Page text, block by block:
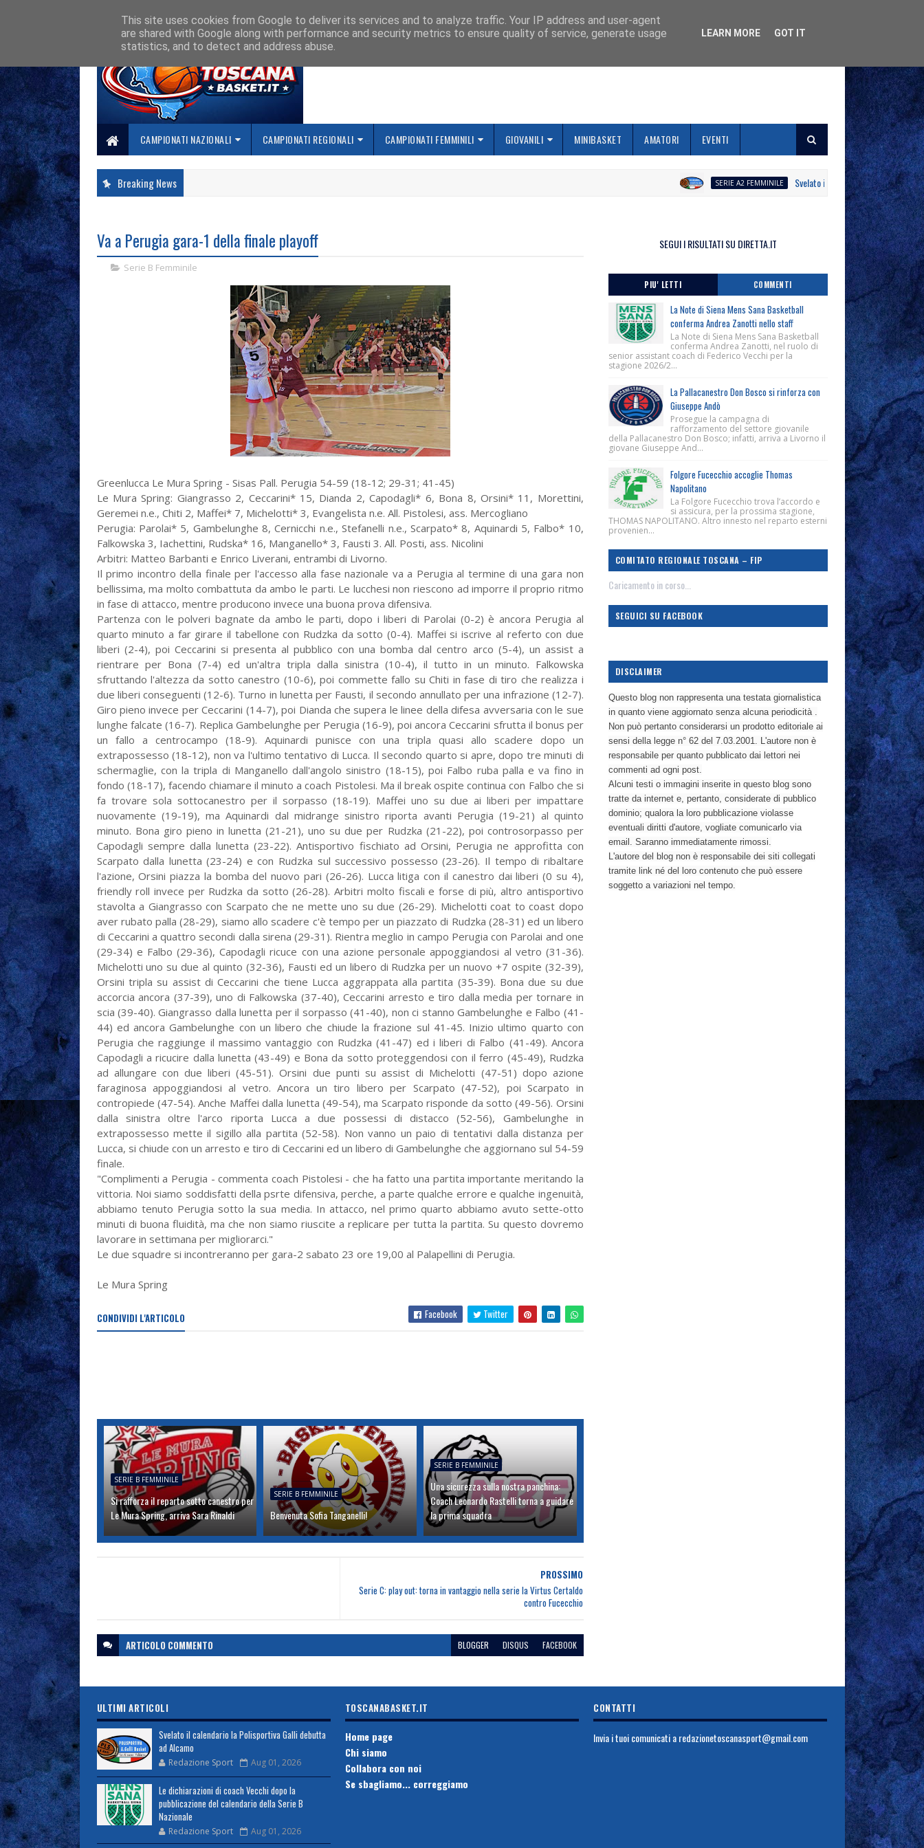
CAMPIONATI NAZIONALI CAMPIONATI REGIONALI CAMPIONATI FEMMINILI GIOVANILI MINIBASKET AMATORI EVENTI
Breaking News SERIE A2 FEMMINILE Svelato il calendario la Polisportiva Galli
Va a Perugia gara-1 della finale playoff
Serie B Femminile
Greenlucca Le Mura Spring - Sisas Pall. Perugia 54-59 (18-12; 29-31; 41-45)
Le Mura Spring: Giangrasso 2, Ceccarini* 15, Dianda 2, Capodagli* 6, Bona 8, Orsini* 11, Morettini,
Geremei n.e., Chiti 2, Maffei* 7, Michelotti* 3, Evangelista n.e. All. Pistolesi, ass. Mercogliano
Perugia: Parolai* 5, Gambelunghe 8, Cernicchi n.e., Stefanelli n.e., Scarpato* 8, Aquinardi 5, Falbo* 10,
Falkowska 3, Iachettini, Rudska* 16, Manganello* 3, Fausti 3. All. Posti, ass. Nicolini
Arbitri: Matteo Barbanti e Enrico Liverani, entrambi di Livorno.
Il primo incontro della finale per l'accesso alla fase nazionale va a Perugia al termine di una gara non
bellissima, ma molto combattuta da ambo le parti. Le lucchesi non riescono ad imporre il proprio ritmo
in fase di attacco, mentre producono invece una buona prova difensiva.
Partenza con le polveri bagnate da ambo le parti, dopo i liberi di Parolai (0-2) è ancora Perugia al
quarto minuto a far girare il tabellone con Rudzka da sotto (0-4). Maffei si iscrive al referto con due
liberi (2-4), poi Ceccarini si presenta al pubblico con una bomba dal centro arco (5-4), un assist a
rientrare per Bona (7-4) ed un'altra tripla dalla sinistra (10-4), il tutto in un minuto. Falkowska
sfruttando l'altezza da sotto canestro (10-6), poi commette fallo su Chiti in fase di tiro che realizza i
due liberi conseguenti (12-6). Turno in lunetta per Fausti, il secondo annullato per una infrazione (12-7).
Giro pieno invece per Ceccarini (14-7), poi Dianda che supera le linee della difesa avversaria con le sue
lunghe falcate (16-7). Replica Gambelunghe per Perugia (16-9), poi ancora Ceccarini sfrutta il bonus per
un fallo a centrocampo (18-9). Aquinardi punisce con una tripla quasi allo scadere dopo un
extrapossesso (18-12), non va l'ultimo tentativo di Lucca. Il secondo quarto si apre, dopo tre minuti di
schermaglie, con la tripla di Manganello dall'angolo sinistro (18-15), poi Falbo ruba palla e va fino in
fondo (18-17), facendo chiamare il minuto a coach Pistolesi. Ma il break ospite continua con Falbo che si
fa trovare sola sottocanestro per il sorpasso (18-19). Maffei uno su due ai liberi per impattare
nuovamente (19-19), ma Aquinardi dal midrange sinistro riporta avanti Perugia (19-21) al quinto
minuto. Bona giro pieno in lunetta (21-21), uno su due per Rudzka (21-22), poi controsorpasso per
Capodagli sempre dalla lunetta (23-22). Antisportivo fischiato ad Orsini, Perugia ne approfitta con
Scarpato dalla lunetta (23-24) e con Rudzka sul successivo possesso (23-26). Il tempo di ribaltare
l'azione, Orsini piazza la bomba del nuovo pari (26-26). Lucca litiga con il canestro dai liberi (0 su 4),
friendly roll invece per Rudzka da sotto (26-28). Arbitri molto fiscali e forse di più, altro antisportivo
stavolta a Giangrasso con Scarpato che ne mette uno su due (26-29). Michelotti coat to coast dopo
aver rubato palla (28-29), siamo allo scadere c'è tempo per un piazzato di Rudzka (28-31) ed un libero
di Ceccarini a quattro secondi dalla sirena (29-31). Rientra meglio in campo Perugia con Parolai and one
(29-34) e Falbo (29-36), Capodagli ricuce con una azione personale appoggiandosi al vetro (31-36).
Michelotti uno su due al quinto (32-36), Fausti ed un libero di Rudzka per un nuovo +7 ospite (32-39),
Orsini tripla su assist di Ceccarini che tiene Lucca aggrappata alla partita (35-39). Bona due su due
accorcia ancora (37-39), uno di Falkowska (37-40), Ceccarini arresto e tiro dalla media per tornare in
scia (39-40). Giangrasso dalla lunetta per il sorpasso (41-40), non ci stanno Gambelunghe e Falbo (41-
44) ed ancora Gambelunghe con un libero che chiude la frazione sul 41-45. Inizio ultimo quarto con
Perugia che raggiunge il massimo vantaggio con Rudzka (41-47) ed i liberi di Falbo (41-49). Ancora
Capodagli a ricucire dalla lunetta (43-49) e Bona da sotto proteggendosi con il ferro (45-49), Rudzka
ad allungare con due liberi (45-51). Orsini due punti su assist di Michelotti (47-51) dopo azione
faraginosa appoggiandosi al vetro. Ancora un tiro libero per Scarpato (47-52), poi Scarpato in
contropiede (47-54). Anche Maffei dalla lunetta (49-54), ma Scarpato risponde da sotto (49-56). Orsini
dalla sinistra oltre l'arco riporta Lucca a due possessi di distacco (52-56), Gambelunghe in
extrapossesso mette il sigillo alla partita (52-58). Non vanno un paio di tentativi dalla distanza per
Lucca, si chiude con un arresto e tiro di Ceccarini ed un libero di Gambelunghe che aggiornano sul 54-59
finale.
"Complimenti a Perugia - commenta coach Pistolesi - che ha fatto una partita importante meritando la
vittoria. Noi siamo soddisfatti della psrte difensiva, perche, a parte qualche errore e qualche ingenuità,
abbiamo tenuto Perugia sotto la sua media. In attacco, nel primo quarto abbiamo avuto sette-otto
minuti di buona fluidità, ma che non siamo riuscite a replicare per tutta la partita. Su questo dovremo
lavorare in settimana per migliorarci."
Le due squadre si incontreranno per gara-2 sabato 23 ore 19,00 al Palapellini di Perugia.
Le Mura Spring
CONDIVIDI L'ARTICOLO Facebook Twitter
SERIE B FEMMINILE
Si rafforza il reparto sotto canestro per
Le Mura Spring, arriva Sara Rinaldi
SERIE B FEMMINILE
Benvenuta Sofia Tanganelli!
SERIE B FEMMINILE
Una sicurezza sulla nostra panchina:
Coach Leonardo Rastelli torna a guidare
la prima squadra
PROSSIMO
Serie C: play out: torna in vantaggio nella serie la Virtus Certaldo
contro Fucecchio
ARTICOLO COMMENTO BLOGGER DISQUS FACEBOOK
SEGUI I RISULTATI SU DIRETTA.IT
PIU' LETTI COMMENTI
La Note di Siena Mens Sana Basketball
conferma Andrea Zanotti nello staff
La Note di Siena Mens Sana Basketball
conferma Andrea Zanotti, nel ruolo di
senior assistant coach di Federico Vecchi per la
stagione 2026/2...
La Pallacanestro Don Bosco si rinforza con
Giuseppe Andò
Prosegue la campagna di
rafforzamento del settore giovanile
della Pallacanestro Don Bosco; infatti, arriva a Livorno il
giovane Giuseppe And...
Folgore Fucecchio accoglie Thomas
Napolitano
La Folgore Fucecchio trova l’accordo e
si assicura, per la prossima stagione,
THOMAS NAPOLITANO. Altro innesto nel reparto esterni
provenien...
COMITATO REGIONALE TOSCANA – FIP
Caricamento in corso...
SEGUICI SU FACEBOOK
DISCLAIMER
Questo blog non rappresenta una testata giornalistica
in quanto viene aggiornato senza alcuna periodicità .
Non può pertanto considerarsi un prodotto editoriale ai
sensi della legge n° 62 del 7.03.2001. L'autore non è
responsabile per quanto pubblicato dai lettori nei
commenti ad ogni post.
Alcuni testi o immagini inserite in questo blog sono
tratte da internet e, pertanto, considerate di pubblico
dominio; qualora la loro pubblicazione violasse
eventuali diritti d'autore, vogliate comunicarlo via
email. Saranno immediatamente rimossi.
L'autore del blog non è responsabile dei siti collegati
tramite link né del loro contenuto che può essere
soggetto a variazioni nel tempo.
ULTIMI ARTICOLI
Svelato il calendario la Polisportiva Galli debutta
ad Alcamo
Redazione Sport Aug 01, 2026
Le dichiarazioni di coach Vecchi dopo la
pubblicazione del calendario della Serie B
Nazionale
Redazione Sport Aug 01, 2026
TOSCANABASKET.IT
Home page
Chi siamo
Collabora con noi
Se sbagliamo... correggiamo
CONTATTI
Invia i tuoi comunicati aredazionetoscanasport@gmail.com
This site uses cookies from Google to deliver its services and to analyze traffic. Your IP address and user-agent
are shared with Google along with performance and security metrics to ensure quality of service, generate usage
statistics, and to detect and address abuse.
LEARN MORE GOT IT